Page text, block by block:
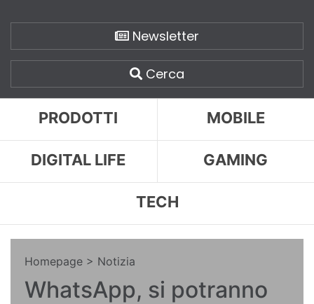
Newsletter
Cerca
PRODOTTI MOBILE
DIGITAL LIFE GAMING
TECH
Homepage > Notizia
WhatsApp, si potranno